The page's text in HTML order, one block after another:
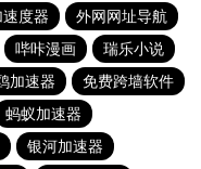
度器
外网网址导航
哔咔漫画
瑞乐小说
加速器
免费跨墙软件
蚂蚁加速器
银河加速器